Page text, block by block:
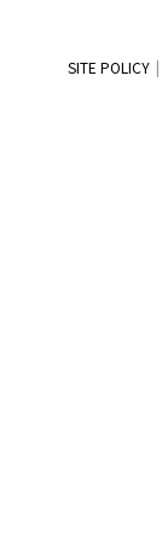
SITE POLICY